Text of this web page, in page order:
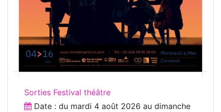
Sorties Festival théâtre
Date : du mardi 4 août 2026 au dimanche